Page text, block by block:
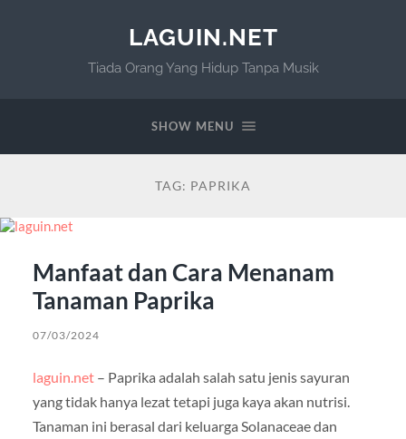
LAGUIN.NET
Tiada Orang Yang Hidup Tanpa Musik
SHOW MENU
TAG: PAPRIKA
Manfaat dan Cara Menanam
Tanaman Paprika
07/03/2024
laguin.net– Paprika adalah salah satu jenis sayuran
yang tidak hanya lezat tetapi juga kaya akan nutrisi.
Tanaman ini berasal dari keluarga Solanaceae dan